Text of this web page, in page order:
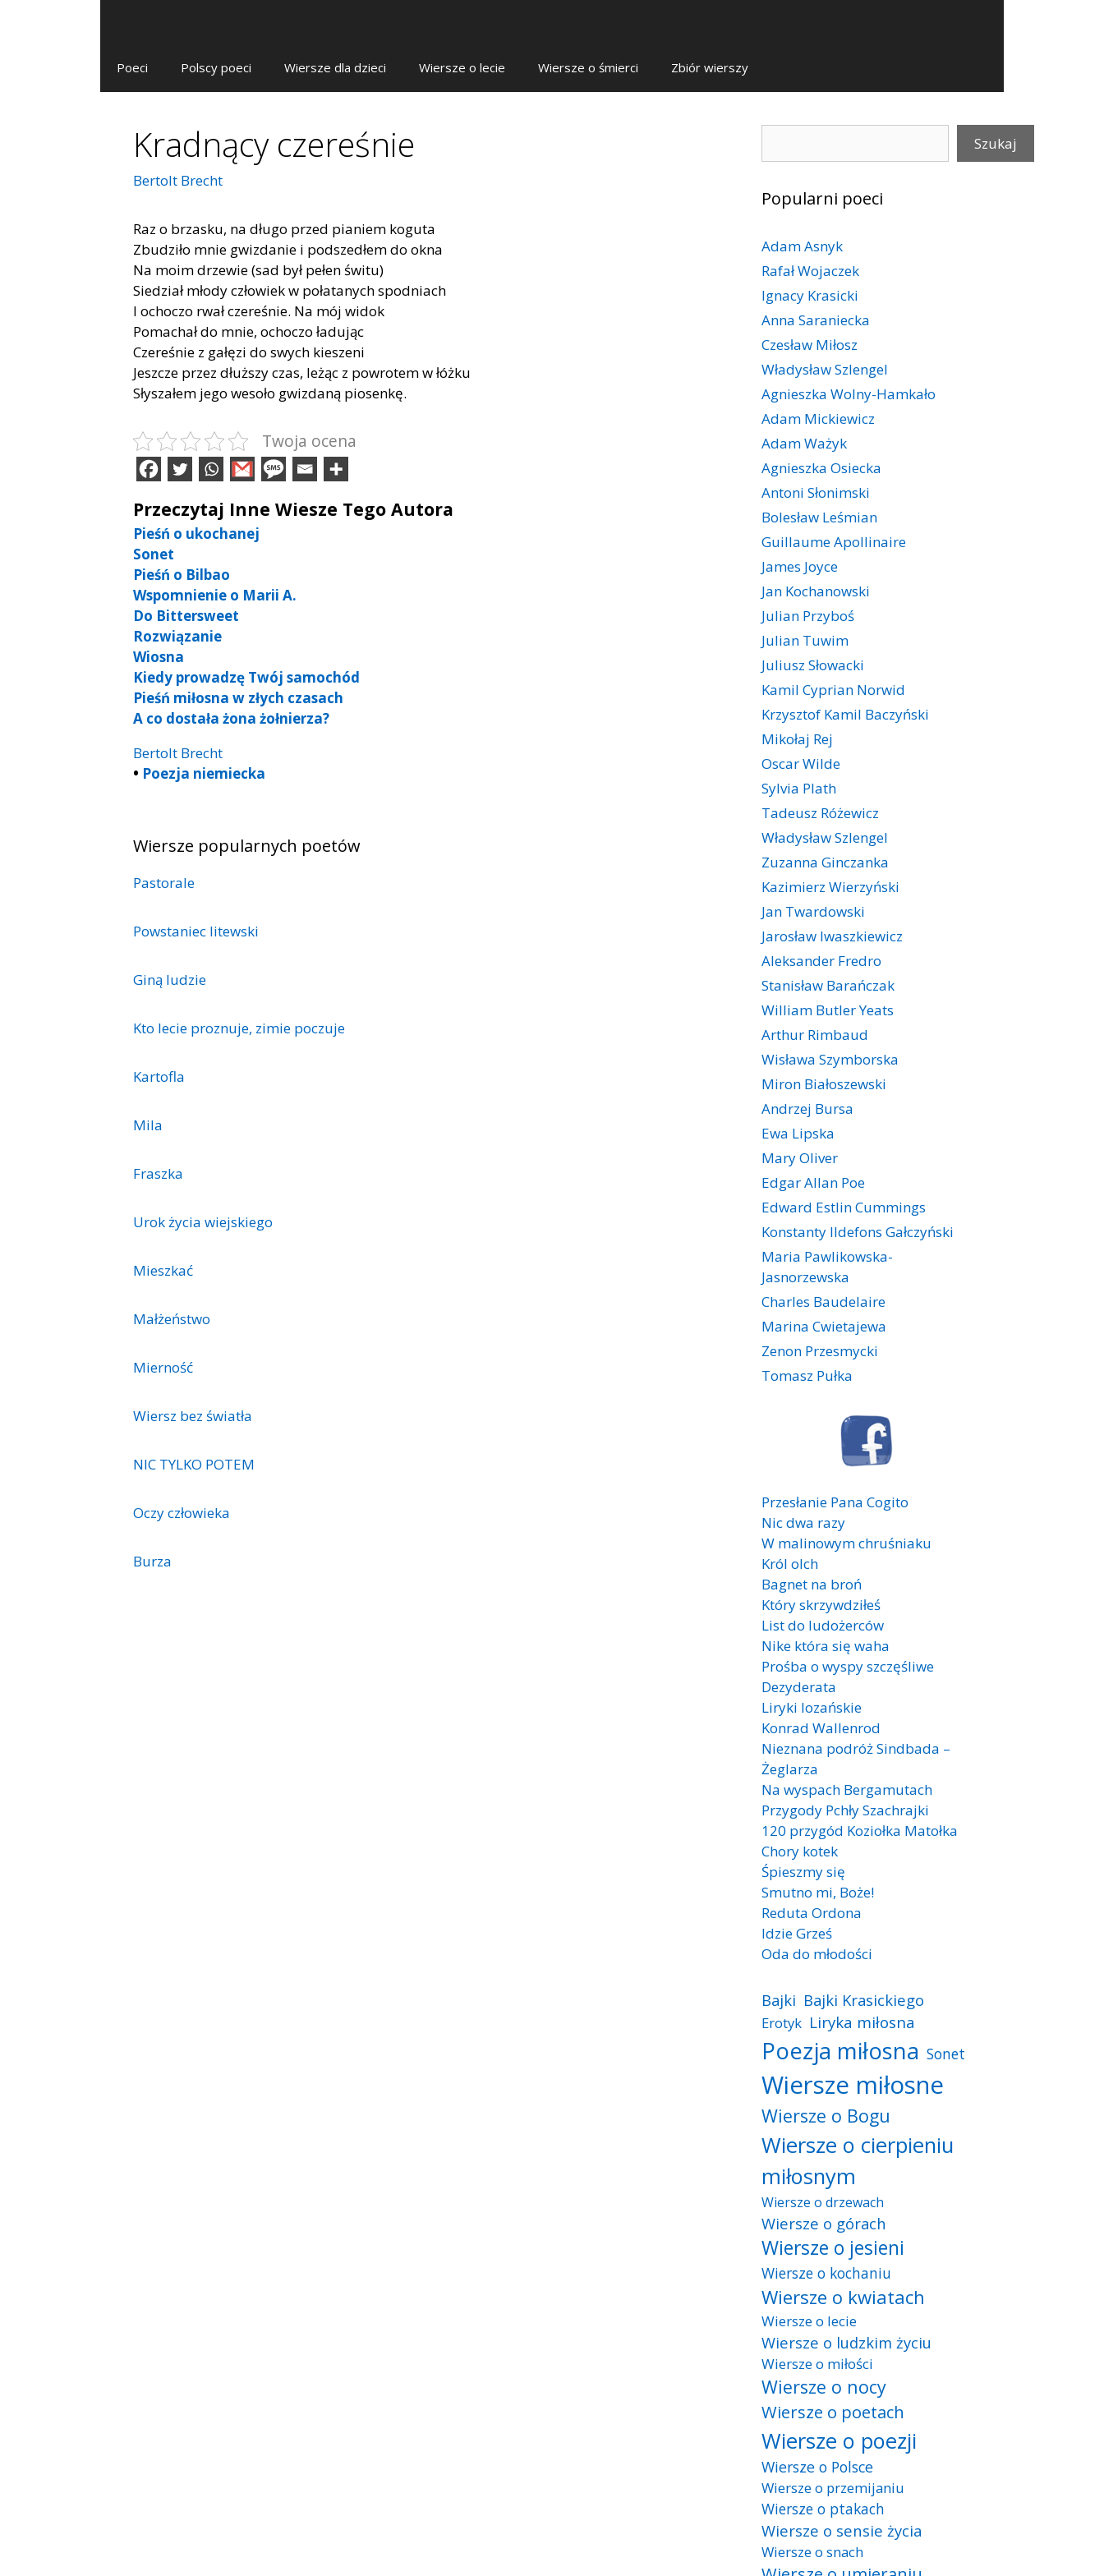
Poeci Polscy poeci Wiersze dla dzieci Wiersze o lecie Wiersze o śmierci Zbiór wierszy
Kradnący czereśnie
Bertolt Brecht
Raz o brzasku, na długo przed pianiem koguta
Zbudziło mnie gwizdanie i podszedłem do okna
Na moim drzewie (sad był pełen świtu)
Siedział młody człowiek w połatanych spodniach
I ochoczo rwał czereśnie. Na mój widok
Pomachał do mnie, ochoczo ładując
Czereśnie z gałęzi do swych kieszeni
Jeszcze przez dłuższy czas, leżąc z powrotem w łóżku
Słyszałem jego wesoło gwizdaną piosenkę.
Twoja ocena
Przeczytaj Inne Wiesze Tego Autora
Pieśń o ukochanej
Sonet
Pieśń o Bilbao
Wspomnienie o Marii A.
Do Bittersweet
Rozwiązanie
Wiosna
Kiedy prowadzę Twój samochód
Pieśń miłosna w złych czasach
A co dostała żona żołnierza?
Bertolt Brecht
• Poezja niemiecka
Wiersze popularnych poetów
Pastorale
Powstaniec litewski
Giną ludzie
Kto lecie proznuje, zimie poczuje
Kartofla
Mila
Fraszka
Urok życia wiejskiego
Mieszkać
Małżeństwo
Mierność
Wiersz bez światła
NIC TYLKO POTEM
Oczy człowieka
Burza
Szukaj
Popularni poeci
Adam Asnyk
Rafał Wojaczek
Ignacy Krasicki
Anna Saraniecka
Czesław Miłosz
Władysław Szlengel
Agnieszka Wolny-Hamkało
Adam Mickiewicz
Adam Ważyk
Agnieszka Osiecka
Antoni Słonimski
Bolesław Leśmian
Guillaume Apollinaire
James Joyce
Jan Kochanowski
Julian Przyboś
Julian Tuwim
Juliusz Słowacki
Kamil Cyprian Norwid
Krzysztof Kamil Baczyński
Mikołaj Rej
Oscar Wilde
Sylvia Plath
Tadeusz Różewicz
Władysław Szlengel
Zuzanna Ginczanka
Kazimierz Wierzyński
Jan Twardowski
Jarosław Iwaszkiewicz
Aleksander Fredro
Stanisław Barańczak
William Butler Yeats
Arthur Rimbaud
Wisława Szymborska
Miron Białoszewski
Andrzej Bursa
Ewa Lipska
Mary Oliver
Edgar Allan Poe
Edward Estlin Cummings
Konstanty Ildefons Gałczyński
Maria Pawlikowska-
Jasnorzewska
Charles Baudelaire
Marina Cwietajewa
Zenon Przesmycki
Tomasz Pułka
Przesłanie Pana Cogito
Nic dwa razy
W malinowym chruśniaku
Król olch
Bagnet na broń
Który skrzywdziłeś
List do ludożerców
Nike która się waha
Prośba o wyspy szczęśliwe
Dezyderata
Liryki lozańskie
Konrad Wallenrod
Nieznana podróż Sindbada –
Żeglarza
Na wyspach Bergamutach
Przygody Pchły Szachrajki
120 przygód Koziołka Matołka
Chory kotek
Śpieszmy się
Smutno mi, Boże!
Reduta Ordona
Idzie Grześ
Oda do młodości
Bajki Bajki Krasickiego
Erotyk Liryka miłosna
Poezja miłosna Sonet
Wiersze miłosne
Wiersze o Bogu
Wiersze o cierpieniu
miłosnym
Wiersze o drzewach
Wiersze o górach
Wiersze o jesieni
Wiersze o kochaniu
Wiersze o kwiatach
Wiersze o lecie
Wiersze o ludzkim życiu
Wiersze o miłości
Wiersze o nocy
Wiersze o poetach
Wiersze o poezji
Wiersze o Polsce
Wiersze o przemijaniu
Wiersze o ptakach
Wiersze o sensie życia
Wiersze o snach